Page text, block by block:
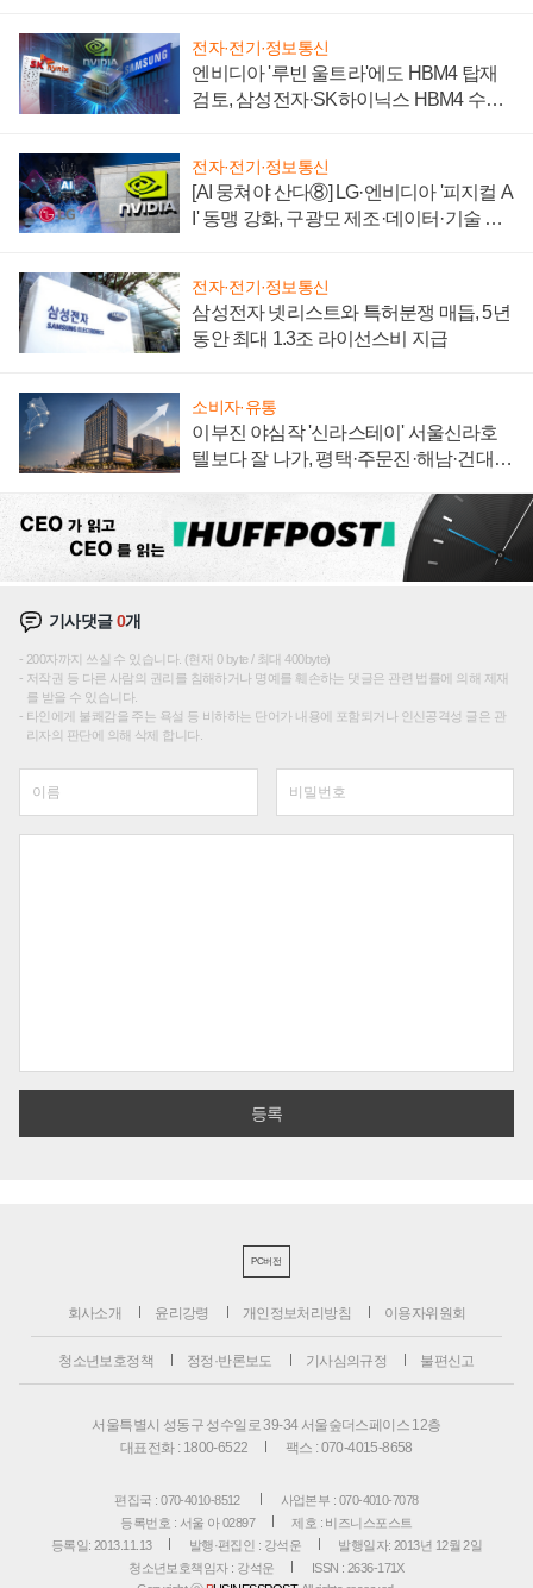
전자·전기·정보통신
엔비디아 '루빈 울트라'에도 HBM4 탑재
검토, 삼성전자·SK하이닉스 HBM4 수율
전자·전기·정보통신
[AI 뭉쳐야 산다⑧] LG·엔비디아 '피지컬 A
I' 동맹 강화, 구광모 제조·데이터·기술 결
전자·전기·정보통신
삼성전자 넷리스트와 특허분쟁 매듭, 5년
동안 최대 1.3조 라이선스비 지급
소비자·유통
이부진 야심작 '신라스테이' 서울신라호
텔보다 잘 나가, 평택·주문진·해남·건대로
기사댓글0개
200자까지 쓰실 수 있습니다. (현재 0 byte / 최대 400byte)
저작권 등 다른 사람의 권리를 침해하거나 명예를 훼손하는 댓글은 관련 법률에 의해 제재
를 받을 수 있습니다.
타인에게 불쾌감을 주는 욕설 등 비하하는 단어가 내용에 포함되거나 인신공격성 글은 관
리자의 판단에 의해 삭제 합니다.
PC버전
회사소개 윤리강령 개인정보처리방침 이용자위원회
청소년보호정책 정정·반론보도 기사심의규정 불편신고
서울특별시 성동구 성수일로 39-34 서울숲더스페이스 12층
대표전화 : 1800-6522
팩스 : 070-4015-8658
편집국 : 070-4010-8512
사업본부 : 070-4010-7078
등록번호 : 서울 아 02897
제호 : 비즈니스포스트
등록일: 2013.11.13
발행·편집인 : 강석운
발행일자: 2013년 12월 2일
청소년보호책임자 : 강석운
ISSN : 2636-171X